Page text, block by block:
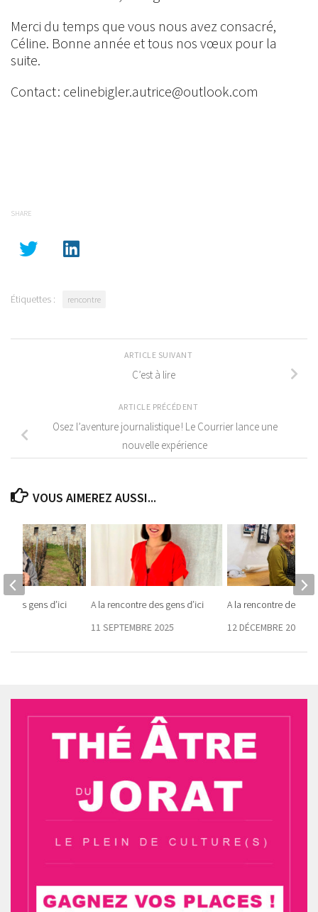
Merci du temps que vous nous avez consacré,
Céline. Bonne année et tous nos vœux pour la
suite.
Contact : celinebigler.autrice@outlook.com
SHARE
Étiquettes : rencontre
ARTICLE SUIVANT
C’est à lire
ARTICLE PRÉCÉDENT
Osez l’aventure journalistique ! Le Courrier lance une
nouvelle expérience
VOUS AIMEREZ AUSSI...
A la rencontre des gens d’ici
11 SEPTEMBRE 2025
A la rencontre des
12 DÉCEMBRE 2024
des gens d’ici